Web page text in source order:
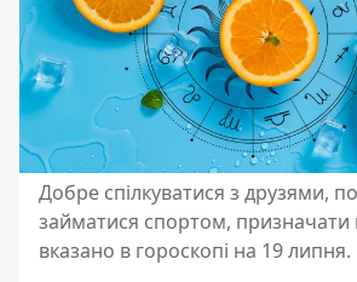
Добре спілкуватися з друзями,
займатися спортом,
вказано в гороскопі на 19 липня.